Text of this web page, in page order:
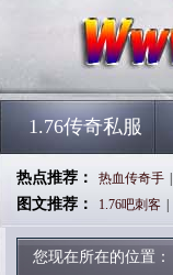
1.76传奇私服
热点推荐： 热血传奇手
图文推荐：
1.76吧刺客
您现在所在的位置：